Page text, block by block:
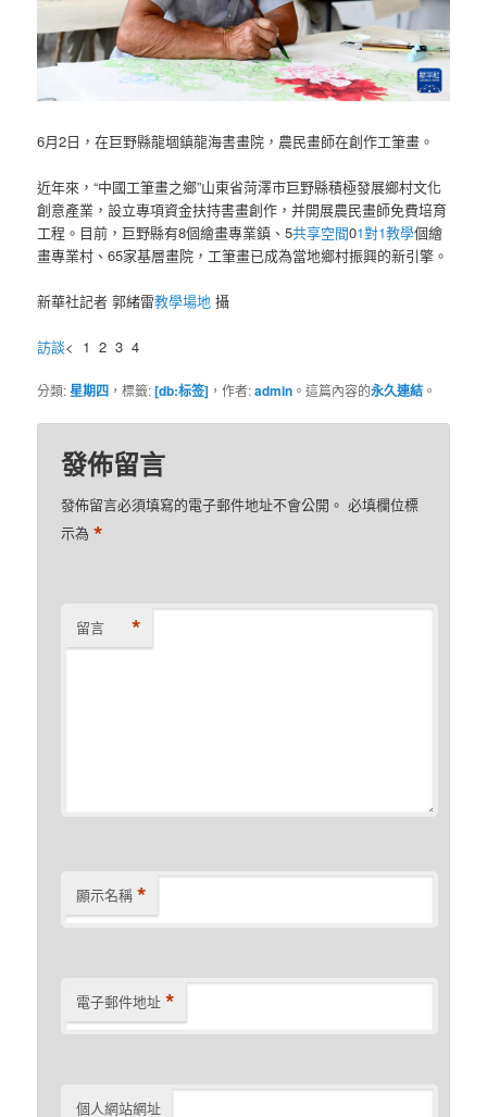
6月2日，在巨野縣龍堌鎮龍海書畫院，農民畫師在創作工筆畫。
近年來，“中國工筆畫之鄉”山東省菏澤市巨野縣積極發展鄉村文化
創意產業，設立專項資金扶持書畫創作，并開展農民畫師免費培育
工程。目前，巨野縣有8個繪畫專業鎮、5共享空間01對1教學個繪
畫專業村、65家基層畫院，工筆畫已成為當地鄉村振興的新引擎。
新華社記者 郭緒雷教學場地 攝
訪談< 1 2 3 4
分類:星期四 ，標籤:[db:标签] ，作者:admin 。這篇內容的永久連結 。
發佈留言
發佈留言必須填寫的電子郵件地址不會公開。 必填欄位標
示為*
留言 *
顯示名稱 *
電子郵件地址 *
個人網站網址